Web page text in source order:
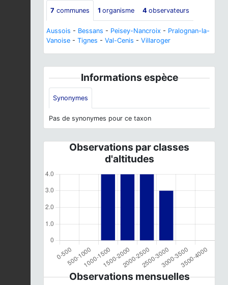
7 communes 1 organisme 4 observateurs
Aussois - Bessans - Peisey-Nancroix - Pralognan-la-
Vanoise - Tignes - Val-Cenis - Villaroger
Informations espèce
Synonymes
Pas de synonymes pour ce taxon
Observations par classes
d'altitudes
Observations mensuelles